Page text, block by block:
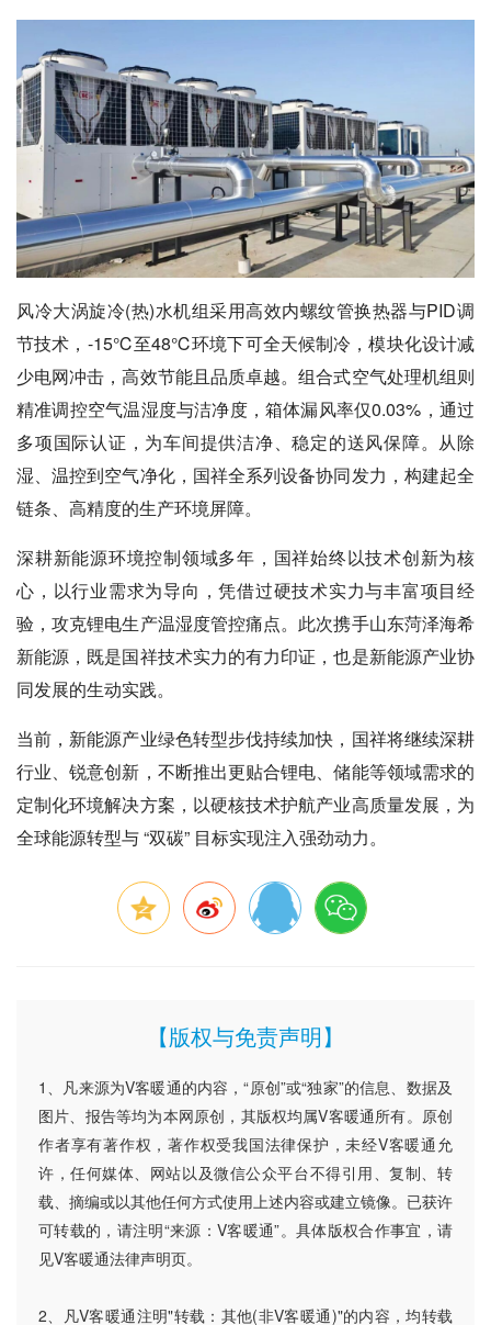
风冷大涡旋冷(热)水机组采用高效内螺纹管换热器与PID调
节技术，-15℃至48℃环境下可全天候制冷，模块化设计减
少电网冲击，高效节能且品质卓越。组合式空气处理机组则
精准调控空气温湿度与洁净度，箱体漏风率仅0.03%，通过
多项国际认证，为车间提供洁净、稳定的送风保障。从除
湿、温控到空气净化，国祥全系列设备协同发力，构建起全
链条、高精度的生产环境屏障。
深耕新能源环境控制领域多年，国祥始终以技术创新为核
心，以行业需求为导向，凭借过硬技术实力与丰富项目经
验，攻克锂电生产温湿度管控痛点。此次携手山东菏泽海希
新能源，既是国祥技术实力的有力印证，也是新能源产业协
同发展的生动实践。
当前，新能源产业绿色转型步伐持续加快，国祥将继续深耕
行业、锐意创新，不断推出更贴合锂电、储能等领域需求的
定制化环境解决方案，以硬核技术护航产业高质量发展，为
全球能源转型与 “双碳” 目标实现注入强劲动力。
【版权与免责声明】
1、凡来源为V客暖通的内容，“原创”或“独家”的信息、数据及
图片、报告等均为本网原创，其版权均属V客暖通所有。原创
作者享有著作权，著作权受我国法律保护，未经V客暖通允
许，任何媒体、网站以及微信公众平台不得引用、复制、转
载、摘编或以其他任何方式使用上述内容或建立镜像。已获许
可转载的，请注明“来源：V客暖通”。具体版权合作事宜，请
见V客暖通法律声明页。
2、凡V客暖通注明"转载：其他(非V客暖通)"的内容，均转载